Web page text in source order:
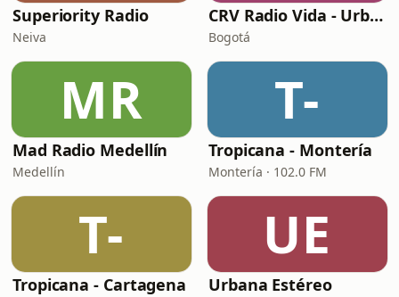
Superiority Radio
Neiva
CRV Radio Vida - Urbana
Bogotá
MR
Mad Radio Medellín
Medellín
T-
Tropicana - Montería
Montería · 102.0 FM
T-
Tropicana - Cartagena
UE
Urbana Estéreo